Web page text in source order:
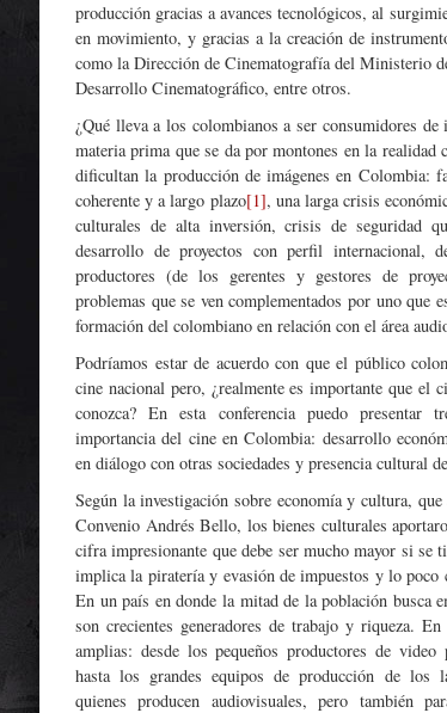
producción gracias a avances tecnológicos, al
en movimiento, y gracias a la creación de
como la Dirección de Cinematografía del Ministerio
Desarrollo Cinematográfico, entre otros.
¿Qué lleva a los colombianos a ser consumidores
materia prima que se da por montones en la
dificultan la producción de imágenes en Colombia:
coherente y a largo plazo[1], una larga crisis
culturales de alta inversión, crisis de seguridad
desarrollo de proyectos con perfil internacional,
productores (de los gerentes y gestores de
problemas que se ven complementados por uno que
formación del colombiano en relación con el área
Podríamos estar de acuerdo con que el público
cine nacional pero, ¿realmente es importante que el
conozca? En esta conferencia puedo presentar
importancia del cine en Colombia: desarrollo
en diálogo con otras sociedades y presencia cultural
Según la investigación sobre economía y cultura,
Convenio Andrés Bello, los bienes culturales
cifra impresionante que debe ser mucho mayor si se
implica la piratería y evasión de impuestos y lo poco
En un país en donde la mitad de la población busca
son crecientes generadores de trabajo y riqueza.
amplias: desde los pequeños productores de
hasta los grandes equipos de producción de los
quienes producen audiovisuales, pero también